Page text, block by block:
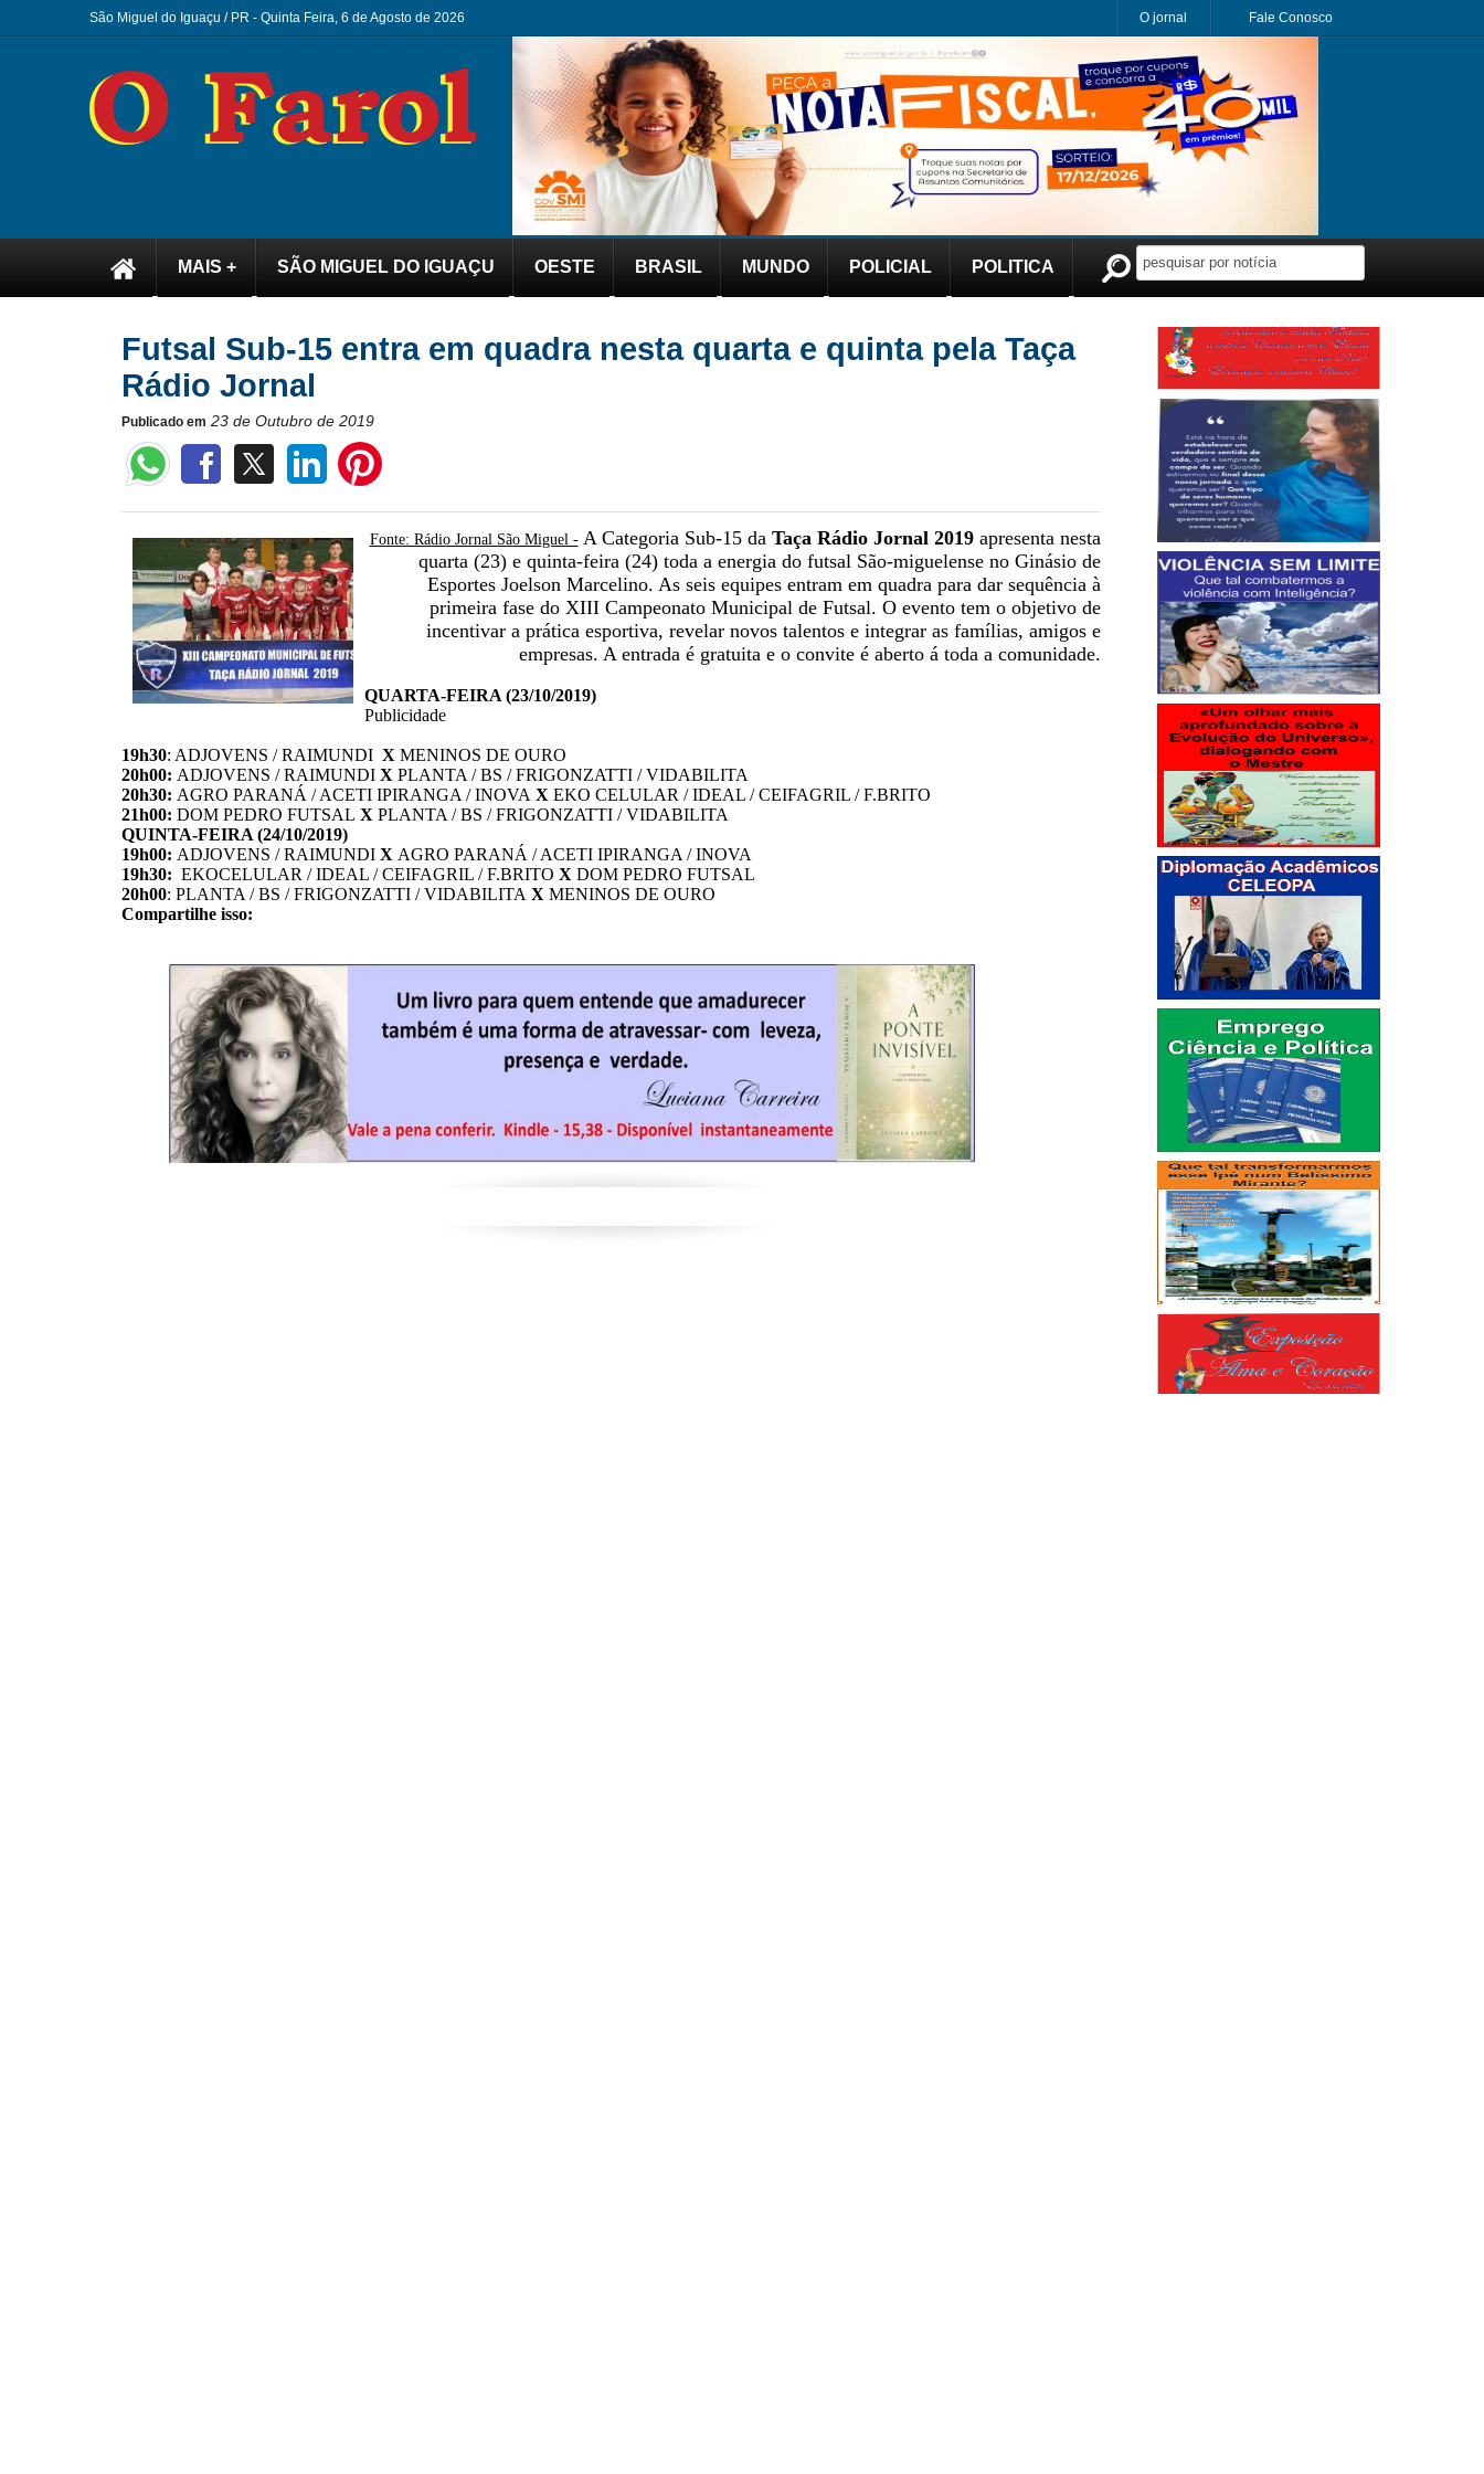
São Miguel do Iguaçu / PR - Quinta Feira, 6 de Agosto de 2026 O jornal Fale Conosco
MAIS + SÃO MIGUEL DO IGUAÇU OESTE BRASIL MUNDO POLICIAL POLITICA
Futsal Sub-15 entra em quadra nesta quarta e quinta pela Taça
Rádio Jornal
Publicado em 23 de Outubro de 2019
Fonte: Rádio Jornal São Miguel -A Categoria Sub-15 da Taça Rádio Jornal 2019apresenta nesta
quarta (23) e quinta-feira (24) toda a energia do futsal São-miguelense no Ginásio de
Esportes Joelson Marcelino. As seis equipes entram em quadra para dar sequência à
primeira fase do XIII Campeonato Municipal de Futsal. O evento tem o objetivo de
incentivar a prática esportiva, revelar novos talentos e integrar as famílias, amigos e
empresas. A entrada é gratuita e o convite é aberto á toda a comunidade.
QUARTA-FEIRA (23/10/2019)
Publicidade
19h30: ADJOVENS / RAIMUNDI X MENINOS DE OURO
20h00: ADJOVENS / RAIMUNDI X PLANTA / BS / FRIGONZATTI / VIDABILITA
20h30: AGRO PARANÁ / ACETI IPIRANGA / INOVA X EKO CELULAR / IDEAL / CEIFAGRIL / F.BRITO
21h00: DOM PEDRO FUTSAL X PLANTA / BS / FRIGONZATTI / VIDABILITA
QUINTA-FEIRA (24/10/2019)
19h00: ADJOVENS / RAIMUNDI X AGRO PARANÁ / ACETI IPIRANGA / INOVA
19h30: EKOCELULAR / IDEAL / CEIFAGRIL / F.BRITO X DOM PEDRO FUTSAL
20h00: PLANTA / BS / FRIGONZATTI / VIDABILITA X MENINOS DE OURO
Compartilhe isso: